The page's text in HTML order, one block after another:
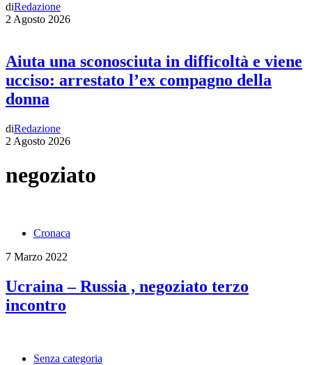
diRedazione
2 Agosto 2026
Aiuta una sconosciuta in difficoltà e viene
ucciso: arrestato l’ex compagno della
donna
diRedazione
2 Agosto 2026
negoziato
Cronaca
7 Marzo 2022
Ucraina – Russia , negoziato terzo
incontro
Senza categoria